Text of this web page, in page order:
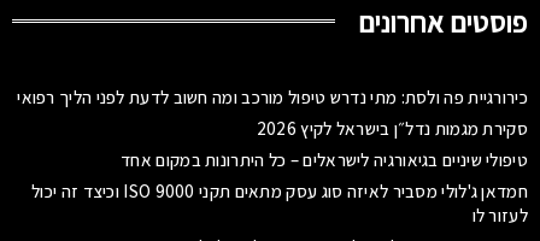
פוסטים אחרונים
כירורגיית פה ולסת: מתי נדרש טיפול מורכב ומה חשוב לדעת לפני הליך רפואי
סקירת מגמות נדל״ן בישראל לקיץ 2026
טיפולי שיניים בגיאורגיה לישראלים – כל היתרונות במקום אחד
חמדאן ג'לולי מסביר לאיזה סוג עסק מתאים תקני ISO 9000 וכיצד זה יכול
לעזור לו